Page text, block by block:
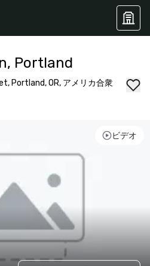
Portland
Portland, OR, アメリカ合衆
ビデオ